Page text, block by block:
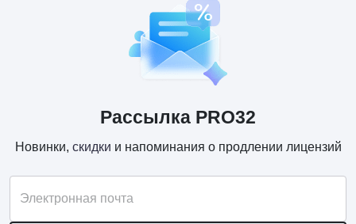
Рассылка PRO32
Новинки, скидки и напоминания о продлении лицензий
Электронная почта